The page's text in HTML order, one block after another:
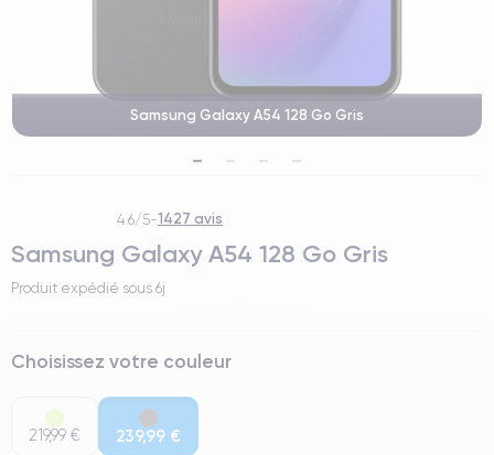
Samsung Galaxy A54 128 Go Gris
4.6/5-1427 avis
Samsung Galaxy A54 128 Go Gris
Produit expédié sous 6j
Choisissez votre couleur
219,99 € 239,99 €